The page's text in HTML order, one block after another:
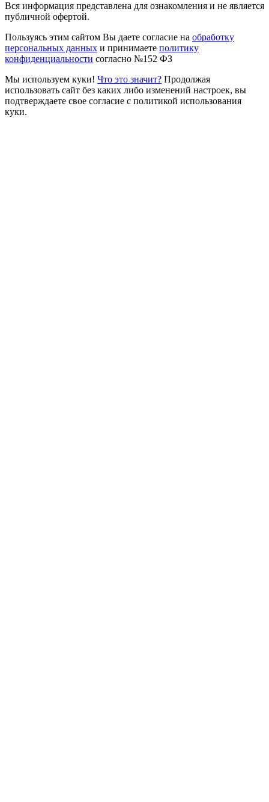
Вся информация представлена для ознакомления и не является
публичной офертой.
Пользуясь этим сайтом Вы даете согласие на обработку
персональных данных и принимаете политику
конфиденциальности согласно №152 ФЗ
Мы используем куки! Что это значит? Продолжая
использовать сайт без каких либо изменений настроек, вы
подтверждаете свое согласие с политикой использования
куки.